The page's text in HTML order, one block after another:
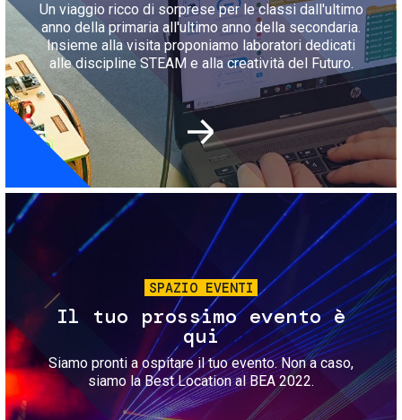
Un viaggio ricco di sorprese per le classi dall'ultimo
anno della primaria all'ultimo anno della secondaria.
Insieme alla visita proponiamo laboratori dedicati
alle discipline STEAM e alla creatività del Futuro.
Immagine
SPAZIO EVENTI
Il tuo prossimo evento è
qui
Siamo pronti a ospitare il tuo evento. Non a caso,
siamo la Best Location al BEA 2022.